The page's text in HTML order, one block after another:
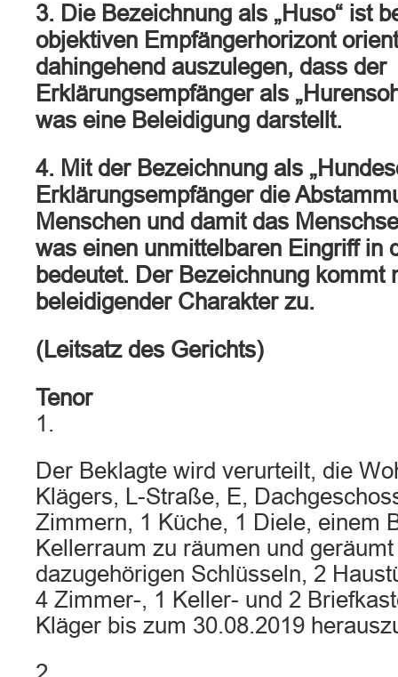
3. Die Bezeichnung als „Huso“ ist
objektiven Empfängerhorizont
dahingehend auszulegen, dass der
Erklärungsempfänger als
was eine Beleidigung darstellt.
4. Mit der Bezeichnung als
Erklärungsempfänger die
Menschen und damit das
was einen unmittelbaren Eingriff in
bedeutet. Der Bezeichnung kommt
beleidigender Charakter zu.
(Leitsatz des Gerichts)
Tenor
1.
Der Beklagte wird verurteilt, die
Klägers, L-Straße, E,
Zimmern, 1 Küche, 1 Diele, einem
Kellerraum zu räumen und
dazugehörigen Schlüsseln, 2
4 Zimmer-, 1 Keller- und 2
Kläger bis zum 30.08.2019